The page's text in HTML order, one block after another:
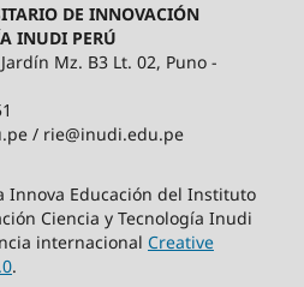
DE INNOVACIÓN
INUDI PERÚ
Mz. B3 Lt. 02, Puno -
/ rie@inudi.edu.pe
Innova Educación del Instituto
Ciencia y Tecnología Inudi
internacional Creative
.